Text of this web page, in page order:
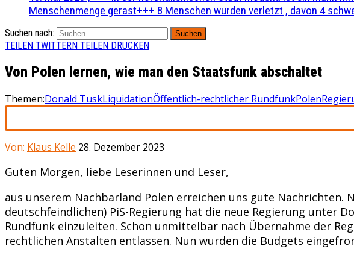
Menschenmenge gerast+++ 8 Menschen wurden verletzt , davon 4
Suchen nach:
TEILEN TWITTERN TEILEN DRUCKEN
Von Polen lernen, wie man den Staatsfunk abschaltet
Themen:Donald TuskLiquidationÖffentlich-rechtlicher RundfunkPolen
Von: Klaus Kelle 28. Dezember 2023
Guten Morgen, liebe Leserinnen und Leser,
aus unserem Nachbarland Polen erreichen uns gute
deutschfeindlichen) PiS-Regierung hat die neue Regierung unter
Rundfunk einzuleiten. Schon unmittelbar nach Übernahme der
rechtlichen Anstalten entlassen. Nun wurden die Budgets